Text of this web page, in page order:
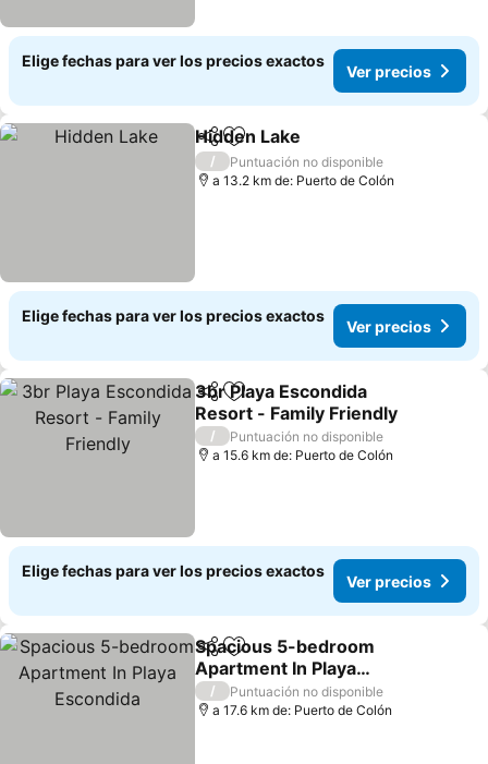
Elige fechas para ver los precios exactos
Ver precios
CompartirAgregar a favoritos
Hidden Lake
/
Puntuación no disponible
a 13.2 km de: Puerto de Colón
Elige fechas para ver los precios exactos
Ver precios
CompartirAgregar a favoritos
3br Playa Escondida
Resort - Family Friendly
/
Puntuación no disponible
a 15.6 km de: Puerto de Colón
Elige fechas para ver los precios exactos
Ver precios
CompartirAgregar a favoritos
Spacious 5-bedroom
Apartment In Playa
Escondida
/
Puntuación no disponible
a 17.6 km de: Puerto de Colón